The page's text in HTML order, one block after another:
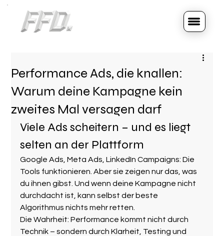
Performance Ads, die knallen:
Warum deine Kampagne kein
zweites Mal versagen darf
Viele Ads scheitern – und es liegt
selten an der Plattform
Google Ads, Meta Ads, LinkedIn Campaigns: Die
Tools funktionieren. Aber sie zeigen nur das, was
du ihnen gibst. Und wenn deine Kampagne nicht
durchdacht ist, kann selbst der beste
Algorithmus nichts mehr retten.
Die Wahrheit: Performance kommt nicht durch
Technik – sondern durch Klarheit, Testing und